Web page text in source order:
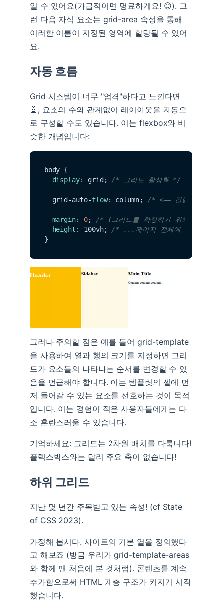
일 수 있어요(가급적이면 명료하게요! 😊). 그
런 다음 자식 요소는 grid-area 속성을 통해
이러한 이름이 지정된 영역에 할당될 수 있어
요.
자동 흐름
Grid 시스템이 너무 "엄격"하다고 느낀다면
🤖, 요소의 수와 관계없이 레이아웃을 자동으
로 구성할 수도 있습니다. 이는 flexbox와 비
슷한 개념입니다:
body {
display: grid; /* 그리드 활성화 */
  grid-auto-
flow: column; /* <== 컬럼에 대한
margin: 0;
/* (그리드를 확장하기 위해... */
height : 100vh;
/* ...페이지 전체에 적용합니
그러나 주의할 점은 예를 들어 grid-template
을 사용하여 열과 행의 크기를 지정하면 그리
드가 요소들의 나타나는 순서를 변경할 수 있
음을 언급해야 합니다. 이는 템플릿의 셀에 먼
저 들어갈 수 있는 요소를 선호하는 것이 목적
입니다. 이는 경험이 적은 사용자들에게는 다
소 혼란스러울 수 있습니다.
기억하세요: 그리드는 2차원 배치를 다룹니다!
플렉스박스와는 달리 주요 축이 없습니다!
하위 그리드
지난 몇 년간 주목받고 있는 속성! (cf State
of CSS 2023).
가정해 봅시다. 사이트의 기본 열을 정의했다
고 해보죠 (방금 우리가 grid-template-areas
와 함께 맨 처음에 본 것처럼). 콘텐츠를 계속
추가함으로써 HTML 계층 구조가 커지기 시작
했습니다.